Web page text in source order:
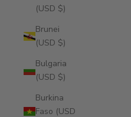
(USD $)
Brunei
(USD $)
Bulgaria
(USD $)
Burkina
Faso (USD